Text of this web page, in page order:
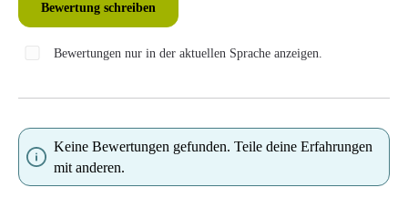
Bewertung schreiben
Bewertungen nur in der aktuellen Sprache anzeigen.
Keine Bewertungen gefunden. Teile deine Erfahrungen
mit anderen.